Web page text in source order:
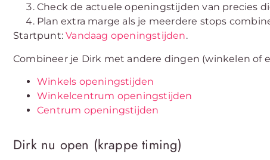
Check de actuele openingstijden van precies
Plan extra marge als je meerdere stops
Startpunt:Vandaag openingstijden.
Combineer je Dirk met andere dingen (winkelen of
Winkels openingstijden
Winkelcentrum openingstijden
Centrum openingstijden
Dirk nu open (krappe timing)